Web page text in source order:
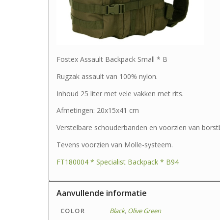
Fostex Assault Backpack Small * B
Rugzak assault van 100% nylon.
Inhoud 25 liter met vele vakken met rits.
Afmetingen: 20x15x41 cm
Verstelbare schouderbanden en voorzien van
Tevens voorzien van Molle-systeem.
FT180004 * Specialist Backpack * B94
Aanvullende informatie
COLOR Black, Olive Green